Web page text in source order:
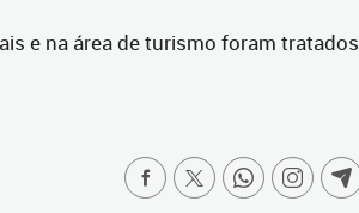
e na área de turismo foram tratados